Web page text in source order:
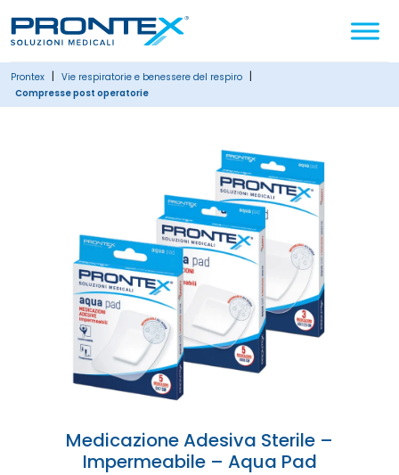
sito
prontex | vie respiratorie e benessere del respiro |
Compresse post operatorie
Medicazione Adesiva Sterile –
Impermeabile – Aqua Pad